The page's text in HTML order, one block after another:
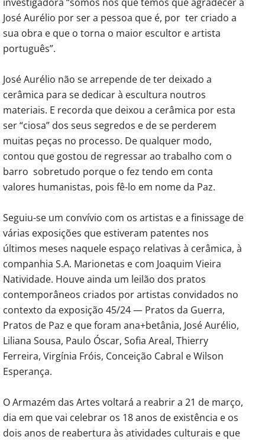
José Aurélio por ser a pessoa que é, por ter criado a
sua obra e que o torna o maior escultor e artista
português”.
José Aurélio não se arrepende de ter deixado a
cerâmica para se dedicar à escultura noutros
materiais. E recorda que deixou a cerâmica por esta
ser “ciosa” dos seus segredos e de se perderem
muitas peças no processo. De qualquer modo,
contou que gostou de regressar ao trabalho com o
barro sobretudo porque o fez tendo em conta
valores humanistas, pois fê-lo em nome da Paz.
Seguiu-se um convívio com os artistas e a finissage de
várias exposições que estiveram patentes nos
últimos meses naquele espaço relativas à cerâmica, à
companhia S.A. Marionetas e com Joaquim Vieira
Natividade. Houve ainda um leilão dos pratos
contemporâneos criados por artistas convidados no
contexto da exposição 45/24 — Pratos da Guerra,
Pratos de Paz e que foram ana+betânia, José Aurélio,
Liliana Sousa, Paulo Óscar, Sofia Areal, Thierry
Ferreira, Virgínia Fróis, Conceição Cabral e Wilson
Esperança.
O Armazém das Artes voltará a reabrir a 21 de março,
dia em que vai celebrar os 18 anos de existência e os
dois anos de reabertura às atividades culturais e que